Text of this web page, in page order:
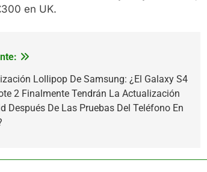
en UK.
Lollipop De Samsung: ¿El Galaxy S4
2 Finalmente Tendrán La Actualización
Después De Las Pruebas Del Teléfono En